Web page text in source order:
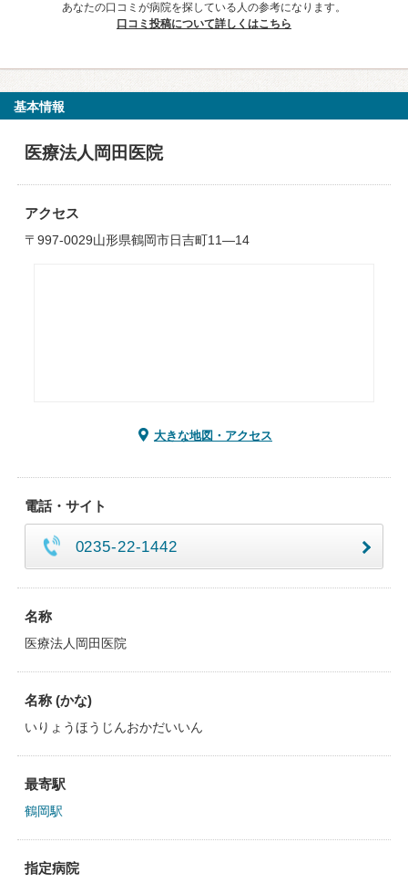
あなたの口コミが病院を探している人の参考になります。
口コミ投稿について詳しくはこちら
基本情報
医療法人岡田医院
アクセス
〒997-0029山形県鶴岡市日吉町11―14
大きな地図・アクセス
電話・サイト
0235-22-1442
名称
医療法人岡田医院
名称 (かな)
いりょうほうじんおかだいいん
最寄駅
鶴岡駅
指定病院